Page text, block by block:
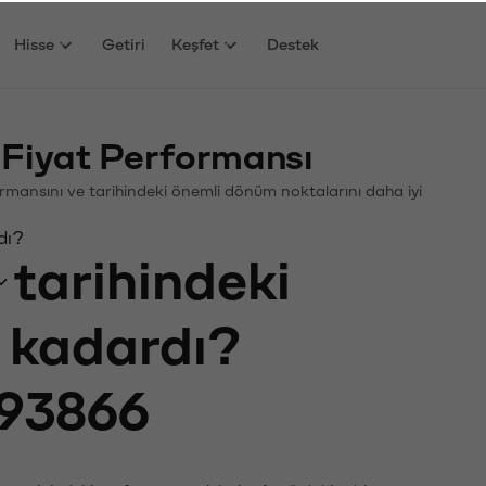
Hisse Getiri Keşfet Destek
Performansı
ve tarihindeki önemli dönüm noktalarını daha iyi
tarihindeki